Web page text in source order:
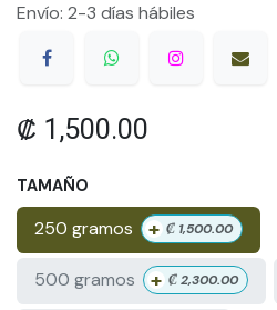
₡ 1,500.00
TAMAÑO
250 gramos + ₡ 1,500.00
500 gramos + ₡2,300.00
Envío: 2-3 días hábiles